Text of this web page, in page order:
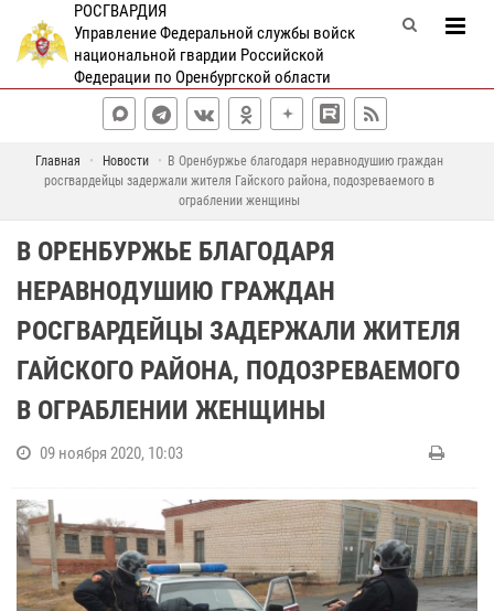
РОСГВАРДИЯ
Управление Федеральной службы войск
национальной гвардии Российской
Федерации по Оренбургской области
Главная Новости
В Оренбуржье благодаря неравнодушию граждан
росгвардейцы задержали жителя Гайского района, подозреваемого в
ограблении женщины
В ОРЕНБУРЖЬЕ БЛАГОДАРЯ
НЕРАВНОДУШИЮ ГРАЖДАН
РОСГВАРДЕЙЦЫ ЗАДЕРЖАЛИ ЖИТЕЛЯ
ГАЙСКОГО РАЙОНА, ПОДОЗРЕВАЕМОГО
В ОГРАБЛЕНИИ ЖЕНЩИНЫ
09 ноября 2020, 10:03